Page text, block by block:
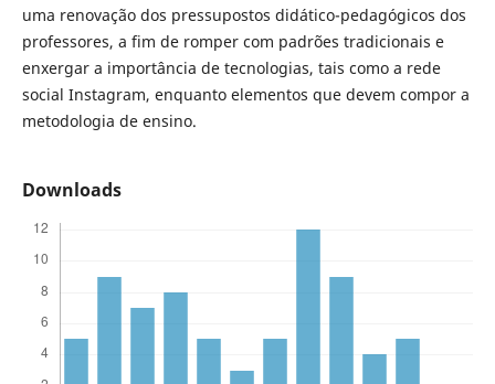
uma renovação dos pressupostos didático-pedagógicos dos
professores, a fim de romper com padrões tradicionais e
enxergar a importância de tecnologias, tais como a rede
social Instagram, enquanto elementos que devem compor a
metodologia de ensino.
Downloads